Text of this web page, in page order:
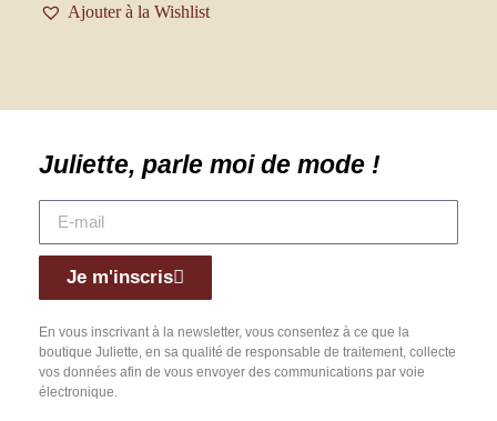
Ajouter à la Wishlist
Juliette, parle moi de mode !
Je m'inscris
En vous inscrivant à la newsletter, vous consentez à ce que la
boutique Juliette, en sa qualité de responsable de traitement, collecte
vos données afin de vous envoyer des communications par voie
électronique.